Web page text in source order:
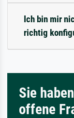
Ich bin mir
richtig
Sie
offene